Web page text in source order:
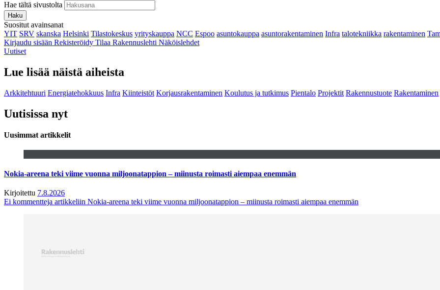
Hae tältä sivustolta
Haku
Suositut avainsanat
YIT SRV skanska Helsinki Tilastokeskus yrityskauppa NCC Espoo asuntokauppa asuntorakentaminen Infra talotekniikka rakentaminen
Kirjaudu sisään Rekisteröidy Tilaa Rakennuslehti Näköislehdet
Uutiset
Lue lisää näistä aiheista
Arkkitehtuuri Energiatehokkuus Infra Kiinteistöt Korjausrakentaminen Koulutus ja tutkimus Pientalo Projektit Rakennustuote Rakentaminen
Uutisissa nyt
Uusimmat artikkelit
Nokia-areena teki viime vuonna miljoonatappion – miinusta roimasti aiempaa enemmän
Kirjoitettu 7.8.2026
Ei kommentteja artikkeliin Nokia-areena teki viime vuonna miljoonatappion – miinusta roimasti aiempaa enemmän